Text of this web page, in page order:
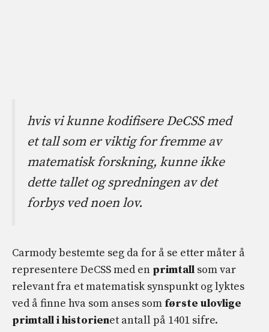
hvis vi kunne kodifisere DeCSS med
et tall som er viktig for fremme av
matematisk forskning, kunne ikke
dette tallet og spredningen av det
forbys ved noen lov.
Carmody bestemte seg da for å se etter måter å
representere DeCSS med en primtall som var
relevant fra et matematisk synspunkt og lyktes
ved å finne hva som anses som første ulovlige
primtall i historienet antall på 1401 sifre.